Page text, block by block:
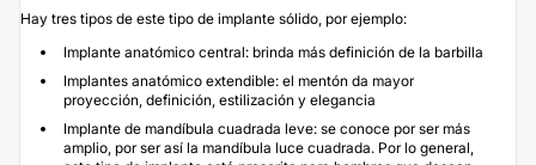
Hay tres tipos de este tipo de implante sólido, por ejemplo:
Implante anatómico central: brinda más definición de la barbilla
Implantes anatómico extendible: el mentón da mayor
proyección, definición, estilización y elegancia
Implante de mandíbula cuadrada leve: se conoce por ser más
amplio, por ser así la mandíbula luce cuadrada. Por lo general,